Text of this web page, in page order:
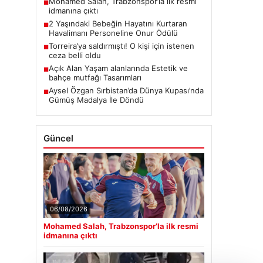
■
idmanına çıktı
■2 Yaşındaki Bebeğin Hayatını Kurtaran
Havalimanı Personeline Onur Ödülü
■Torreira’ya saldırmıştı! O kişi için istenen
ceza belli oldu
■Açık Alan Yaşam alanlarında Estetik ve
bahçe mutfağı Tasarımları
■Aysel Özgan Sırbistan’da Dünya Kupası’nda
Gümüş Madalya İle Döndü
Güncel
06/08/2026
Mohamed Salah, Trabzonspor’la ilk resmi
idmanına çıktı